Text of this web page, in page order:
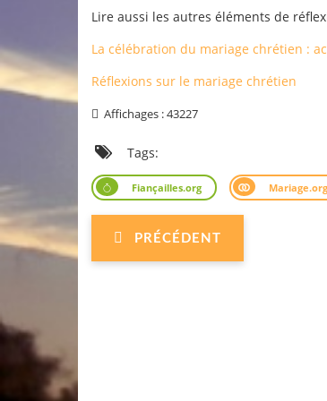
Lire aussi les autres éléments de
La célébration du mariage chrétien :
Réflexions sur le mariage chrétien
Affichages : 43227
Tags:
Fiançailles.org Mariage.org
PRÉCÉDENT